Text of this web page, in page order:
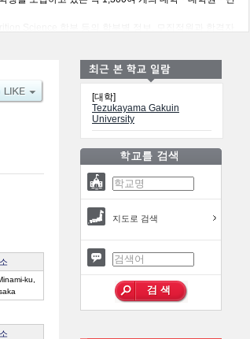
Science 학부 등의 학부별 정보, 모집정원과 합격자
ku,
[대학]
Tezukayama Gakuin
University
지도로 검색